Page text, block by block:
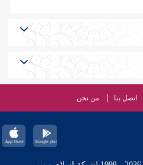
اتصل بنا من نحن